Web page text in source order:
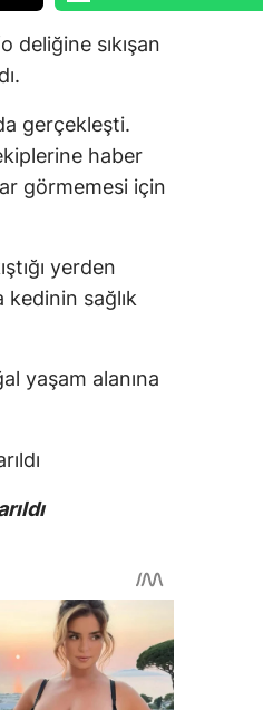
deliğine sıkışan
gerçekleşti.
haber
görmemesi için
yerden
kedinin sağlık
yaşam alanına